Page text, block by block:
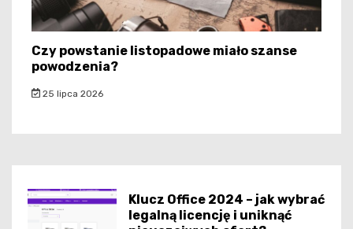
Czy powstanie listopadowe miało szanse
powodzenia?
25 lipca 2026
Klucz Office 2024 – jak wybrać
legalną licencję i uniknąć